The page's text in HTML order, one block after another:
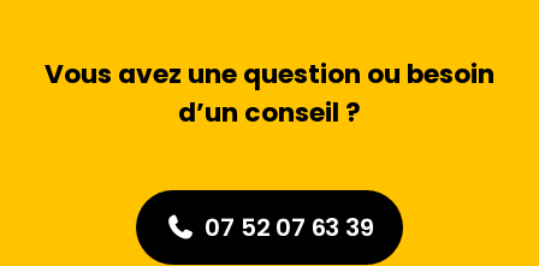
Vous avez une question ou besoin
d’un conseil ?
07 52 07 63 39